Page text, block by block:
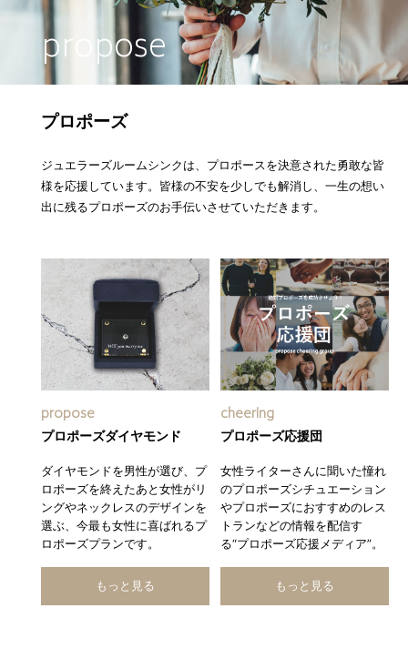
propose
プロポーズ
ジュエラーズルームシンクは、プロポースを決意された勇敢な皆
様を応援しています。皆様の不安を少しでも解消し、一生の想い
出に残るプロポーズのお手伝いさせていただきます。
propose
プロポーズダイヤモンド
ダイヤモンドを男性が選び、プ
ロポーズを終えたあと女性がリ
ングやネックレスのデザインを
選ぶ、今最も女性に喜ばれるプ
ロポーズプランです。
もっと見る
cheering
プロポーズ応援団
女性ライターさんに聞いた憧れ
のプロポーズシチュエーション
やプロポーズにおすすめのレス
トランなどの情報を配信す
る“プロポーズ応援メディア”。
もっと見る